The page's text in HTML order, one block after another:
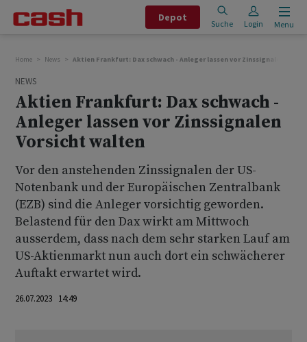
Depot
Suche Login Menu
Home News Aktien Frankfurt: Dax schwach - Anleger lassen vor Zinssignalen
NEWS
Aktien Frankfurt: Dax schwach -
Anleger lassen vor Zinssignalen
Vorsicht walten
Vor den anstehenden Zinssignalen der US-
Notenbank und der Europäischen Zentralbank
(EZB) sind die Anleger vorsichtig geworden.
Belastend für den Dax wirkt am Mittwoch
ausserdem, dass nach dem sehr starken Lauf am
US-Aktienmarkt nun auch dort ein schwächerer
Auftakt erwartet wird.
26.07.2023 14:49